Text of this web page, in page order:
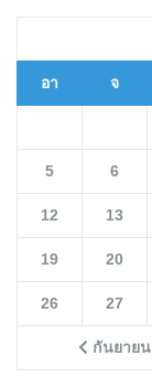
อา จ
กันยายน
5 6
12 13
19 20
26 27